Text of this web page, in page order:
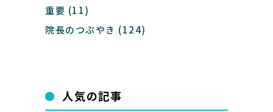
重要 (11)
院長のつぶやき (124)
人気の記事